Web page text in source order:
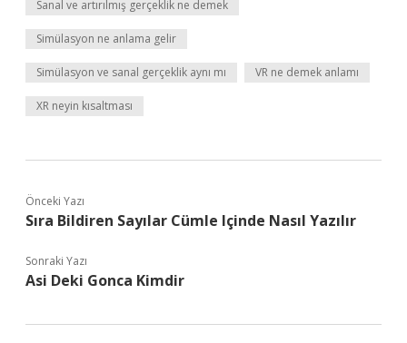
Sanal ve artırılmış gerçeklik ne demek
Simülasyon ne anlama gelir
Simülasyon ve sanal gerçeklik aynı mı VR ne demek anlamı
XR neyin kısaltması
Önceki Yazı
Sıra Bildiren Sayılar Cümle Içinde Nasıl Yazılır
Sonraki Yazı
Asi Deki Gonca Kimdir